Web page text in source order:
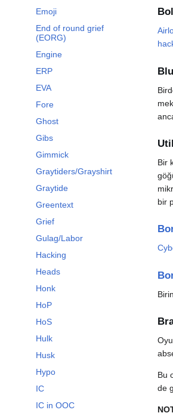
Emoji
End of round grief
(EORG)
Engine
ERP
EVA
Fore
Ghost
Gibs
Gimmick
Graytiders/Grayshirt
Graytide
Greentext
Grief
Gulag/Labor
Hacking
Heads
Honk
HoP
HoS
Hulk
Husk
Hypo
IC
IC in OOC
Bir
bir
Bu
de